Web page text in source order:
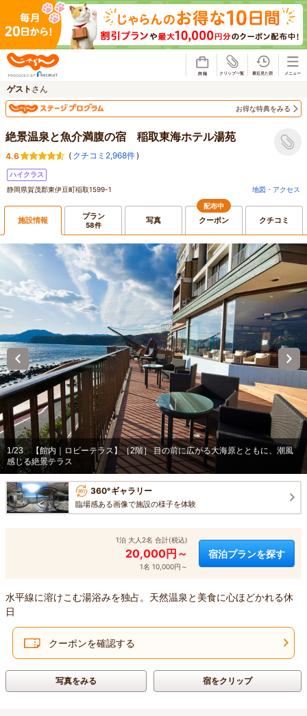
ゲスト さん
お得な特典をみる
絶景温泉と魚介満腹の宿 稲取東海ホテル湯苑
4.6 ( クチコミ2,968件)
ハイクラス
静岡県賀茂郡東伊豆町稲取1599-1
地図・アクセス
施設情報 プラン
58件 写真
配布中
クーポン クチコミ
1/23
【館内｜ロビーテラス】［2階］ 目の前に広がる大海原とともに、潮風
感じる絶景テラス
360°ギャラリー
臨場感ある画像で施設の様子を体験
1泊 大人2名 合計(税込)
20,000円～
1名 10,000円～
宿泊プランを探す
水平線に溶けこむ湯浴みを独占。天然温泉と美食に心ほどかれる休
日
クーポンを確認する
写真をみる 宿をクリップ